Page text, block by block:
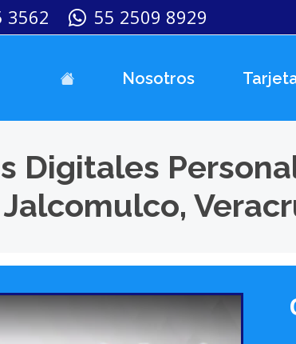
3562 55 2509 8929
Nosotros
Digitales